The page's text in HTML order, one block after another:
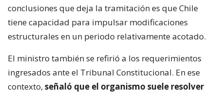
conclusiones que deja la tramitación es que Chile
tiene capacidad para impulsar modificaciones
estructurales en un periodo relativamente acotado.
El ministro también se refirió a los requerimientos
ingresados ante el Tribunal Constitucional. En ese
contexto, señaló que el organismo suele resolver